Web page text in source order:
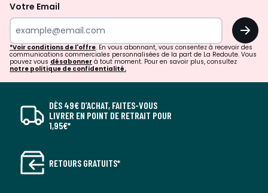
Votre Email
OK
*Voir conditions de l'offre. En vous abonnant, vous consentez à recevoir des
communications commerciales personnalisées de la part de La Redoute. Vous
pouvez vous désabonner à tout moment. Pour en savoir plus, consultez
notre politique de confidentialité.
DÈS 49€ D’ACHAT, FAITES-VOUS
LIVRER EN POINT DE RETRAIT POUR
1,95€*
RETOURS GRATUITS*